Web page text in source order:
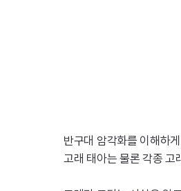
반구대 암각화를 이해하
고래 태아는 물론 각종 고